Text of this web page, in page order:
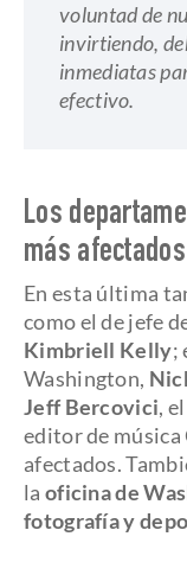
voluntad de
invirtiendo,
inmediatas
efectivo.
Los
más
En esta última
como el de jefe
Kimbriell Kelly;
Washington,
Jeff Bercovici,
editor de música
afectados.
la oficina de
fotografía y